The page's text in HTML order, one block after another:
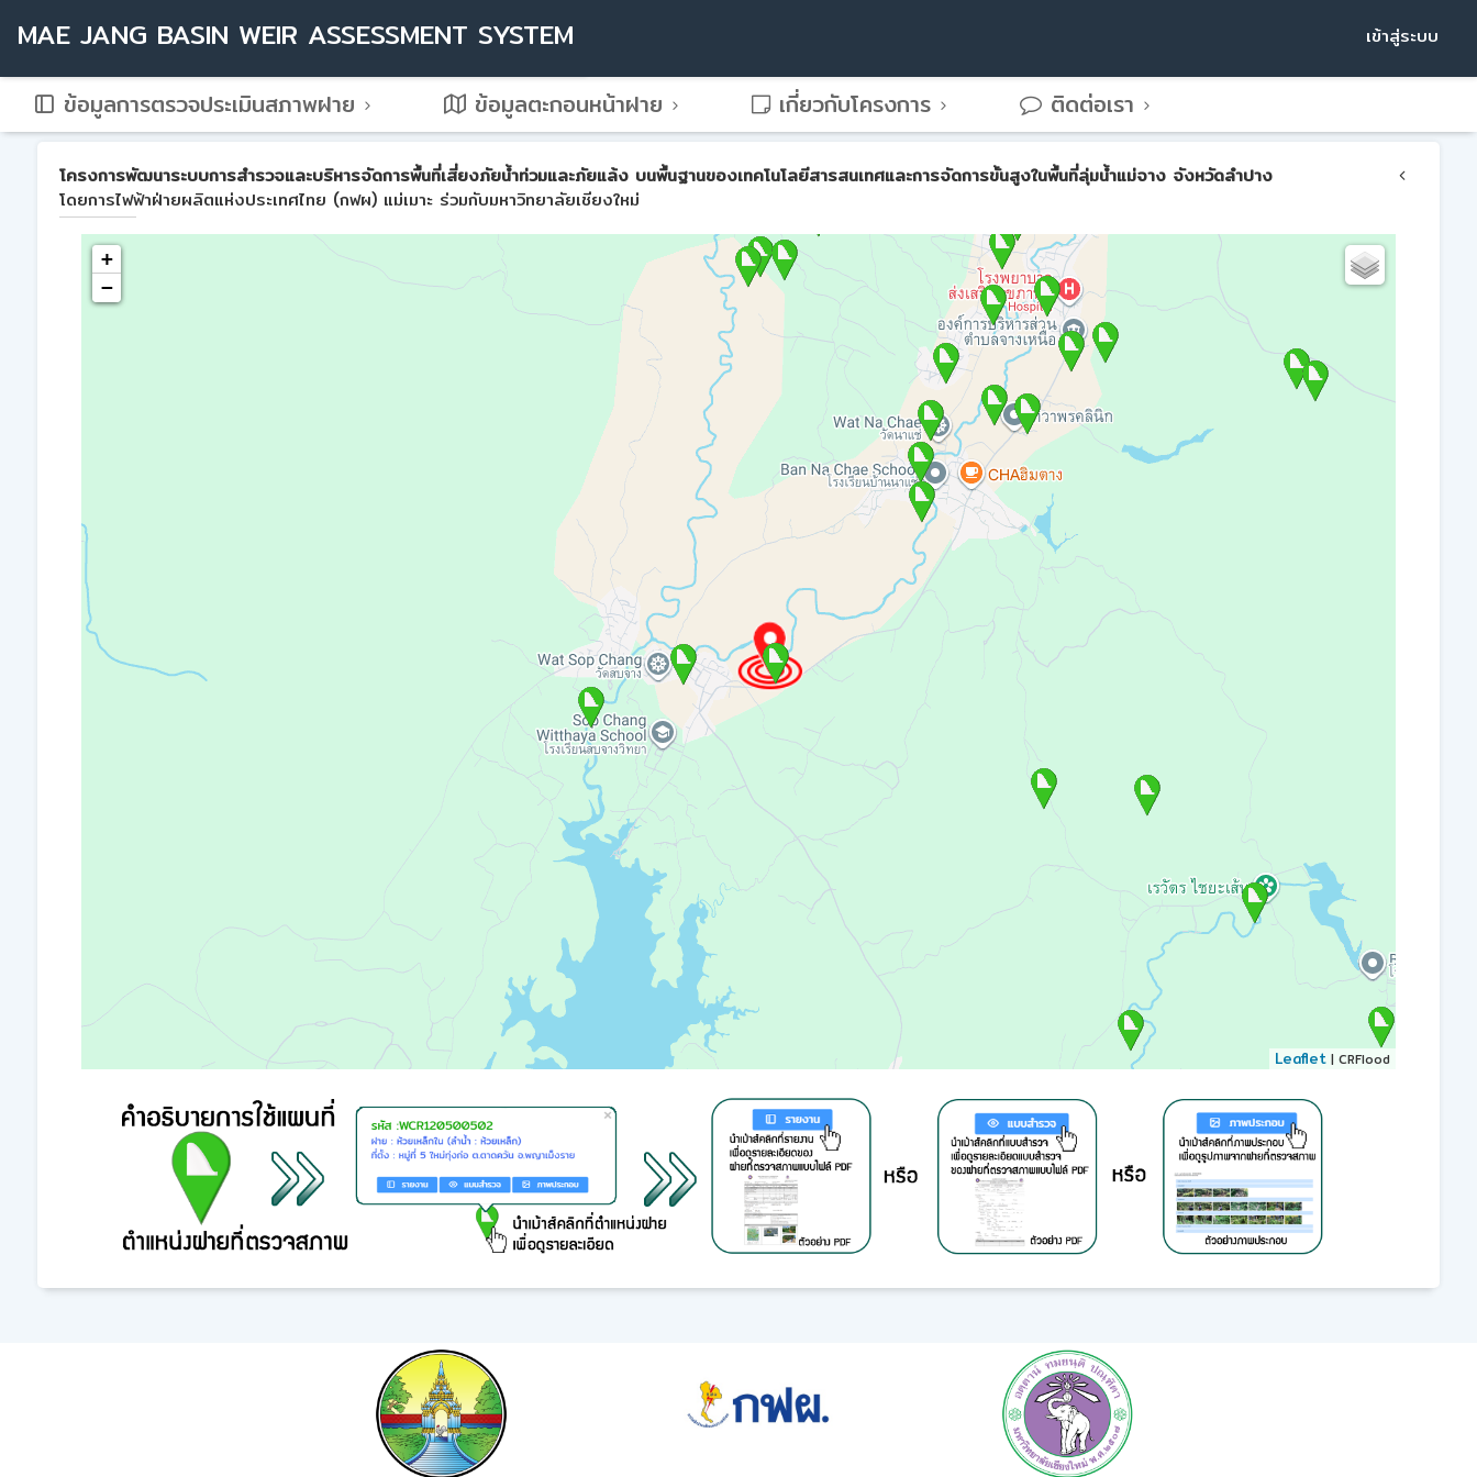
MAE JANG BASIN WEIR ASSESSMENT SYSTEM เข้าสู่ระบบ
ข้อมูลการตรวจประเมินสภาพฝาย ข้อมูลตะกอนหน้าฝาย เกี่ยวกับโครงการ ติดต่อเรา
โครงการพัฒนาระบบการสำรวจและบริหารจัดการพื้นที่เสี่ยงภัยน้ำท่วมและภัยแล้ง บนพื้นฐานของเทคโนโลยีสารสนเทศและการจัดการขั้นสูงในพื้นที่ลุ่มน้ำแม่จาง จังหวัดลำปาง
โดยการไฟฟ้าฝ่ายผลิตแห่งประเทศไทย (กฟผ) แม่เมาะ ร่วมกับมหาวิทยาลัยเชียงใหม่
+
−
Leaflet | CRFlood